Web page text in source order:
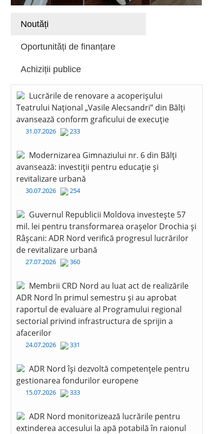
Noutăți
Oportunități de finanțare
Achiziții publice
Lucrările de renovare a acoperișului
Teatrului Național „Vasile Alecsandri” din Bălți
avansează conform graficului de execuție
31.07.2026 233
Modernizarea Gimnaziului nr. 6 din Bălți
avansează: investiții pentru educație și
revitalizare urbană
30.07.2026 254
Guvernul Republicii Moldova investește 57
mil. lei pentru transformarea orașelor Drochia și
Râșcani: ADR Nord verifică progresul lucrărilor
de revitalizare urbană
27.07.2026 360
Membrii CRD Nord au luat act de realizările
ADR Nord în primul semestru și au aprobat
raportul de evaluare al Programului regional
sectorial privind infrastructura de sprijin a
afacerilor
24.07.2026 331
ADR Nord își dezvoltă competențele pentru
gestionarea fondurilor europene
15.07.2026 333
ADR Nord monitorizează lucrările pentru
extinderea accesului la apă potabilă în raionul